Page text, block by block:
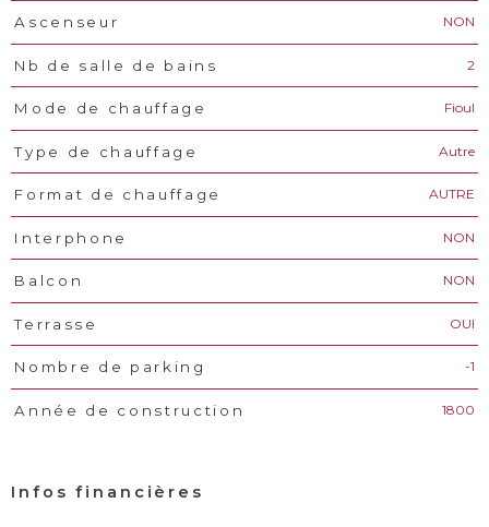
Ascenseur NON
Nb de salle de bains 2
Mode de chauffage Fioul
Type de chauffage Autre
Format de chauffage AUTRE
Interphone NON
Balcon NON
Terrasse OUI
Nombre de parking -1
Année de construction 1800
Infos financières